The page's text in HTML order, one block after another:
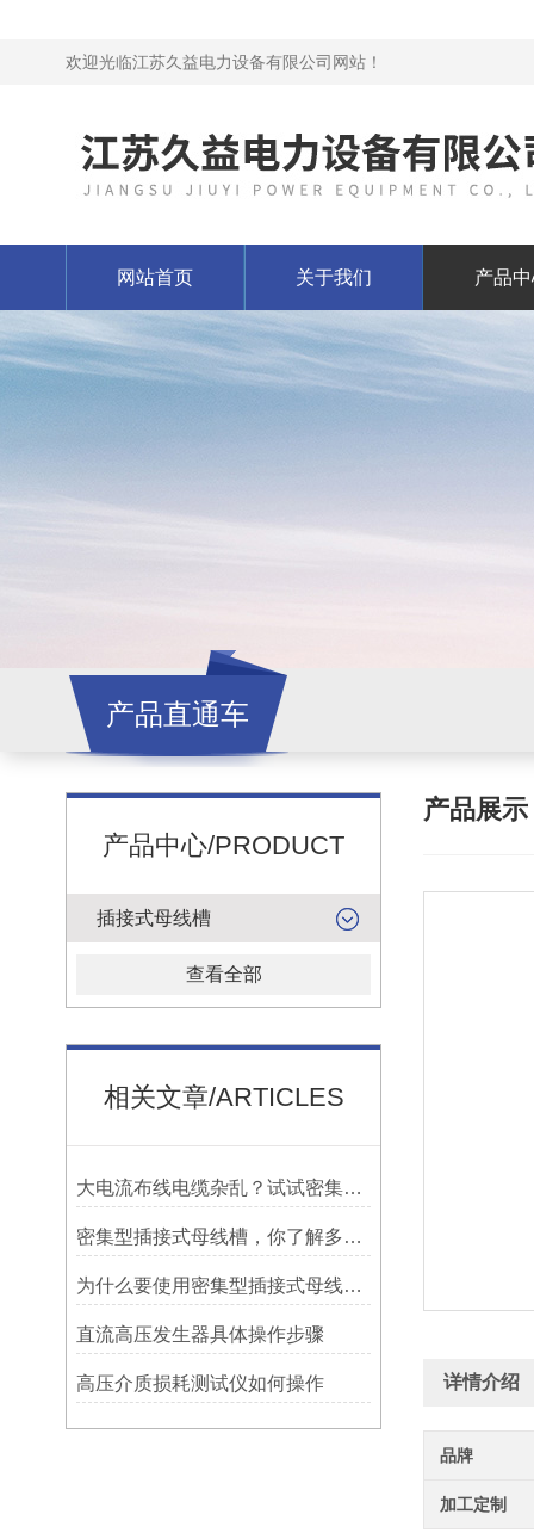
欢迎光临江苏久益电力设备有限公司网站！
网站首页 关于我们 产品
产品直通车
产品中心/PRODUCT
插接式母线槽
查看全部
相关文章/ARTICLES
大电流布线电缆杂乱？试试密集型插接式母线槽
密集型插接式母线槽，你了解多少？
为什么要使用密集型插接式母线槽，原因是什么
直流高压发生器具体操作步骤
高压介质损耗测试仪如何操作
产品展示
详情介绍
品牌
加工定制